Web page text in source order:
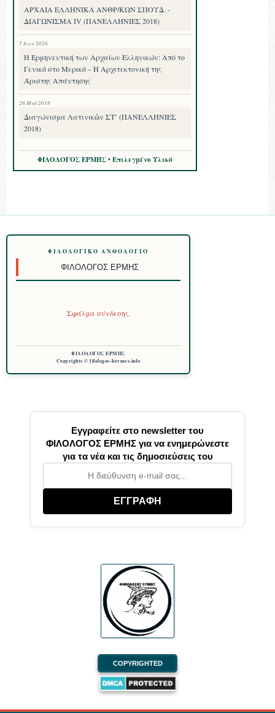
ΑΡΧΑΙΑ ΕΛΛΗΝΙΚΑ ΑΝΘΡ/ΚΩΝ ΣΠΟΥΔ. -
ΔΙΑΓΩΝΙΣΜΑ IV (ΠΑΝΕΛΛΗΝΙΕΣ 2018)
7 Ιουν 2026
Η Ερμηνευτική των Αρχαίων Ελληνικών: Από το
Γενικό στο Μερικό – Η Αρχιτεκτονική της
Άριστης Απάντησης
26 Μαΐ 2018
Διαγώνισμα Λατινικῶν ΣΤ’ (ΠΑΝΕΛΛΗΝΙΕΣ
2018)
ΦΙΛΟΛΟΓΟΣ ΕΡΜΗΣ • Επιλεγμένο Υλικό
ΦΙΛΟΛΟΓΙΚΌ ΑΝΘΟΛΌΓΙΟ
ΦΙΛΌΛΟΓΟΣ ΕΡΜΉΣ
Σφάλμα σύνδεσης.
ΦΙΛΟΛΟΓΟΣ ΕΡΜΗΣ
Copyrights © filologos-hermes.info
Εγγραφείτε στο newsletter του
ΦΙΛΟΛΟΓΟΣ ΕΡΜΗΣ για να ενημερώνεστε
για τα νέα και τις δημοσιεύσεις του
ΕΓΓΡΑΦΗ
COPYRIGHTED